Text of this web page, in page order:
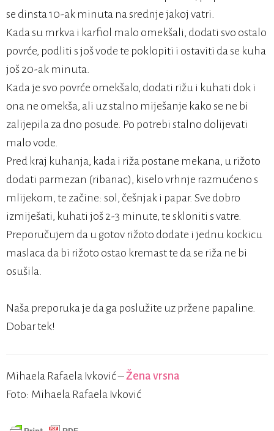
se dinsta 10-ak minuta na srednje jakoj vatri.
Kada su mrkva i karfiol malo omekšali, dodati svo ostalo
povrće, podliti s još vode te poklopiti i ostaviti da se kuha
još 20-ak minuta.
Kada je svo povrće omekšalo, dodati rižu i kuhati dok i
ona ne omekša, ali uz stalno miješanje kako se ne bi
zalijepila za dno posude. Po potrebi stalno dolijevati
malo vode.
Pred kraj kuhanja, kada i riža postane mekana, u rižoto
dodati parmezan (ribanac), kiselo vrhnje razmućeno s
mlijekom, te začine: sol, češnjak i papar. Sve dobro
izmiješati, kuhati još 2-3 minute, te skloniti s vatre.
Preporučujem da u gotov rižoto dodate i jednu kockicu
maslaca da bi rižoto ostao kremast te da se riža ne bi
osušila.
Naša preporuka je da ga poslužite uz pržene papaline.
Dobar tek!
Mihaela Rafaela Ivković –Žena vrsna
Foto: Mihaela Rafaela Ivković